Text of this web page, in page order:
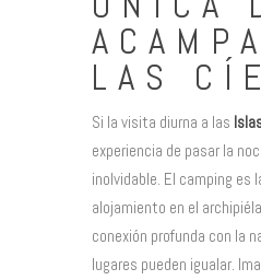
LAS
Si la visita diurna a las
experiencia de pasar la
inolvidable. El camping es
alojamiento en el
conexión profunda con la
lugares pueden igualar.